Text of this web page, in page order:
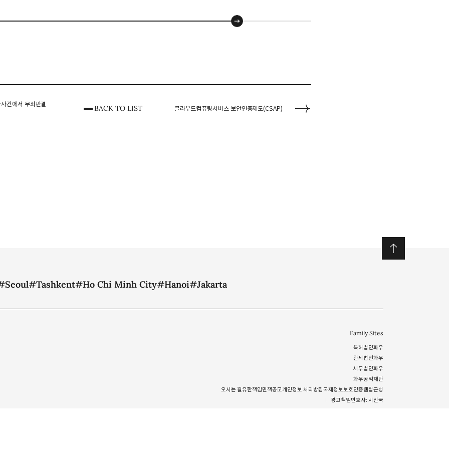
건에서 무죄판결
BACK TO LIST 클라우드컴퓨팅서비스 보안인증제도(CSAP)
#Tashkent#Ho Chi Minh City#Hanoi#Jakarta
Family Sites
특허법인화우
관세법인화우
세무법인화우
화우공익재단
오시는 길유한책임면책공고개인정보 처리방침국제정보보호인증웹접근성
광고책임변호사: 시진국